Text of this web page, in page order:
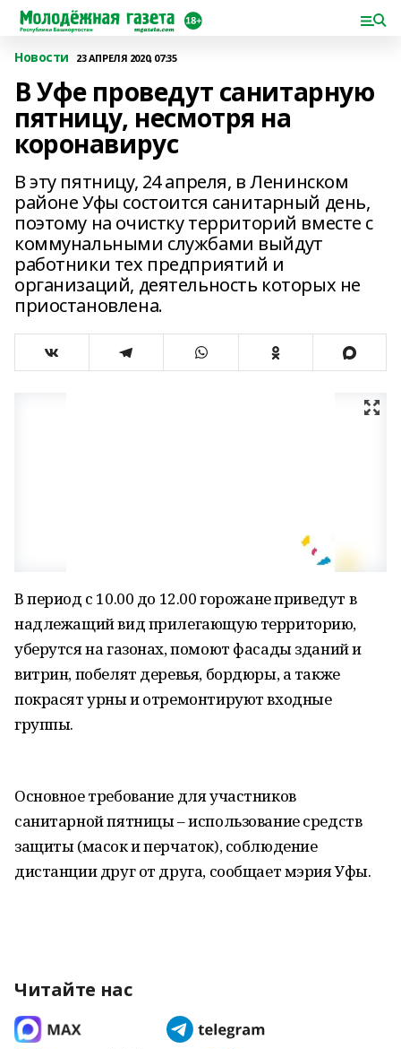
Новости 23 АПРЕЛЯ 2020, 07:35
В Уфе проведут санитарную
пятницу, несмотря на
коронавирус
В эту пятницу, 24 апреля, в Ленинском
районе Уфы состоится санитарный день,
поэтому на очистку территорий вместе с
коммунальными службами выйдут
работники тех предприятий и
организаций, деятельность которых не
приостановлена.
В период с 10.00 до 12.00 горожане приведут в
надлежащий вид прилегающую территорию,
уберутся на газонах, помоют фасады зданий и
витрин, побелят деревья, бордюры, а также
покрасят урны и отремонтируют входные
группы.
Основное требование для участников
санитарной пятницы – использование средств
защиты (масок и перчаток), соблюдение
дистанции друг от друга, сообщает мэрия Уфы.
Читайте нас